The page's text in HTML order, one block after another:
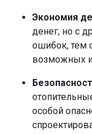
Экономия
денег, но с
ошибок, тем
возможных
особой